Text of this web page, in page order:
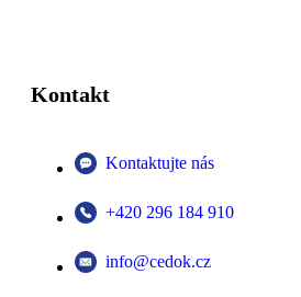
Kontakt
Kontaktujte nás
+420 296 184 910
info@cedok.cz